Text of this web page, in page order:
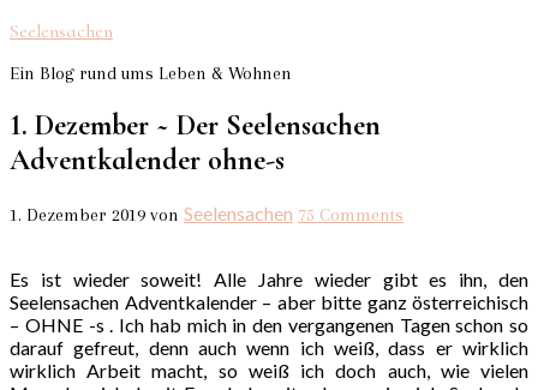
Seelensachen
Ein Blog rund ums Leben & Wohnen
1. Dezember ~ Der Seelensachen
Adventkalender ohne-s
1. Dezember 2019 von Seelensachen 75 Comments
Es ist wieder soweit! Alle Jahre wieder gibt es ihn, den
Seelensachen Adventkalender – aber bitte ganz österreichisch
– OHNE -s . Ich hab mich in den vergangenen Tagen schon so
darauf gefreut, denn auch wenn ich weiß, dass er wirklich
wirklich Arbeit macht, so weiß ich doch auch, wie vielen